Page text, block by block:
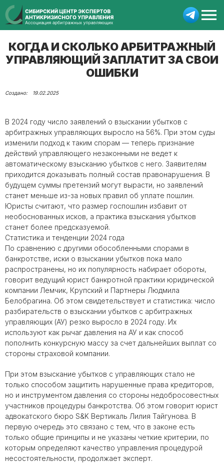
КОГДА И СКОЛЬКО АРБИТРАЖНЫЙ
УПРАВЛЯЮЩИЙ ЗАПЛАТИТ ЗА СВОИ
ОШИБКИ
19.02.2025
В 2024 году число заявлений о взыскании убытков с
арбитражных управляющих выросло на 56%. При этом суды
изменили подход к таким спорам — теперь признание
действий управляющего незаконными не ведет к
автоматическому взысканию убытков с него. Заявителям
приходится доказывать полный состав правонарушения. В
будущем суммы претензий могут вырасти, но заявлений
станет меньше из-за новых правил об уплате пошлин.
Юристы считают, что размер госпошлин избавит от
необоснованных исков, а практика взыскания убытков
станет более предсказуемой.
Статистика и тенденции 2024 года
По сравнению с другими обособленными спорами в
банкротстве, иски о взыскании убытков пока мало
распространены, но их популярность набирает обороты,
говорит ведущий юрист банкротной практики юридической
компании Лемчик, Крупский и Партнеры Людмила
Белобрагина. Об этом свидетельствует и статистика: число
разбирательств о взыскании убытков с арбитражных
управляющих (АУ) резко выросло в 2024 году. Их
используют как рычаг давления на АУ и как способ
пополнить конкурсную массу за счет дальнейших выплат со
стороны страховой компании.
При этом взыскание убытков с управляющих стало не
только способом защитить нарушенные права кредиторов,
но и инструментом давления со стороны недобросовестных
участников процедуры банкротства. Об этом говорит юрист
адвокатского бюро S&K Вертикаль Лилия Тайгунова. В
первую очередь это связано с тем, что в законе есть
только общие принципы и не указаны четкие критерии, по
которым определяют качество управления процедурой
несостоятельности, продолжает эксперт.